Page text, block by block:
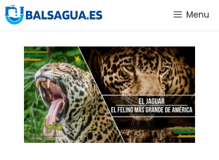
Saltar
al
Menu